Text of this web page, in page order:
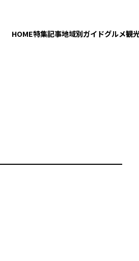
HOME特集記事地域別ガイドグルメ観